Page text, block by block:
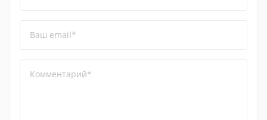
Ваш email*
Комментарий*